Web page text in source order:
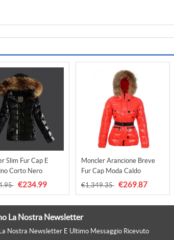
Slim Fur Cap E
Corto Nero
Uscita€234.99
Moncler Arancione Breve
Fur Cap Moda Caldo
Cappotti Uscita
€1,349.35 €269.87
La Nostra Newsletter
Nostra Newsletter E Ultimo Messaggio Ricevuto